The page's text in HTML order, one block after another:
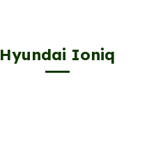
Hyundai Ioniq